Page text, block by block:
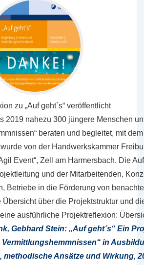
zu „Auf geht`s“ veröffentlicht
2019 nahezu 300 jüngere Menschen
beraten und begleitet, mit
von der Handwerkskammer
Event“, Zell am Harmersbach. Die
und der Mitarbeitenden,
Betriebe in die Förderung von
über die Projektstruktur und
ausführliche Projektreflexion:
Gebhard Stein: „Auf geht´s“ Ein
in
methodische Ansätze und Wirkung,